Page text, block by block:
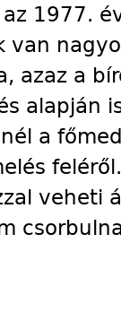
1977.
van
azaz a
alapján
a
veheti